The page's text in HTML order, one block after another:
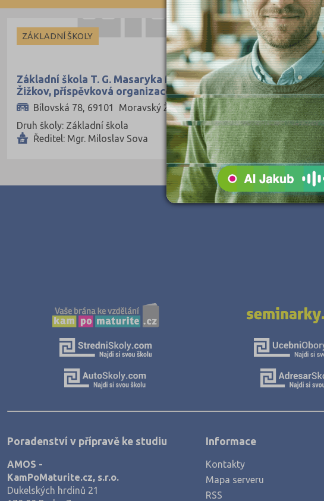
Český Krumlov (49)
Děčín (106)
Domažlice (49)
Havlíčkův Brod (82)
Hodonín (119)
Hradec Králové (139)
Chrudim (88)
Karlovy Vary (93)
Karviná (145)
Kladno (129)
Kroměříž (96)
Litoměřice (104)
Louny (72)
ZÁKLADNÍ ŠKOLY
Základní škola T. G. Masaryka Moravský
Žižkov, příspěvková organizace
Bílovská 78, 69101 Moravský Žižkov
Druh školy: Základní škola
Ředitel: Mgr. Miloslav Sova
Poradenství v přípravě ke studiu
AMOS -
KamPoMaturite.cz, s.r.o.
Dukelských hrdinů 21
Informace
Kontakty
Mapa serveru
RSS